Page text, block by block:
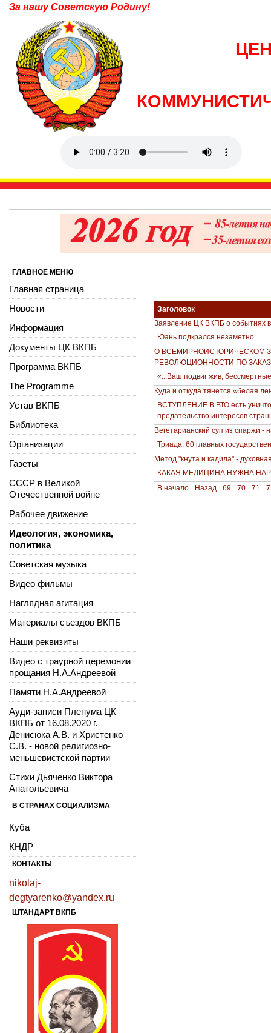
За нашу Советскую Родину!
Заголовок
Заявление ЦК ВКПБ о событиях
Юань подкрался незаметно
О ВСЕМИРНОИСТОРИЧЕСКОМ
РЕВОЛЮЦИОННОСТИ ПО
«...Ваш подвиг жив,
Куда и откуда тянется «белая
ВСТУПЛЕНИЕ В ВТО есть
предательство интересов
Вегетарианский суп из спаржи -
Триада: 60 главных
Метод "кнута и кадила" -
КАКАЯ МЕДИЦИНА НУЖНА
В начало
Назад 69 70 71
ГЛАВНОЕ МЕНЮ
Главная страница
Новости
Информация
Документы ЦК ВКПБ
Программа ВКПБ
The Programme
Устав ВКПБ
Библиотека
Организации
Газеты
СССР в Великой
Отечественной войне
Рабочее движение
Идеология, экономика,
политика
Советская музыка
Видео фильмы
Наглядная агитация
Материалы съездов ВКПБ
Наши реквизиты
Видео с траурной церемонии
прощания Н.А.Андреевой
Памяти Н.А.Андреевой
Ауди-записи Пленума ЦК
ВКПБ от 16.08.2020 г.
Денисюка А.В. и Христенко
С.В. - новой религиозно-
меньшевистской партии
Стихи Дьяченко Виктора
Анатольевича
В СТРАНАХ СОЦИАЛИЗМА
Куба
КНДР
КОНТАКТЫ
nikolaj-
degtyarenko@yandex.ru
ШТАНДАРТ ВКПБ